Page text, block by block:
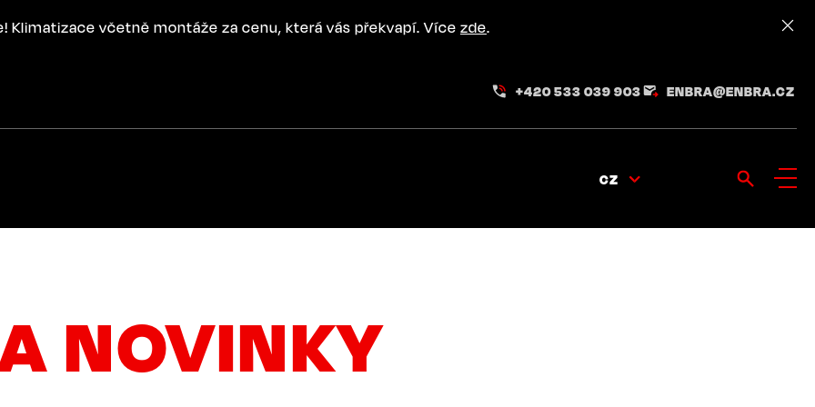
Klimatizace včetně montáže za cenu, která vás překvapí. Více zde.
+420 533 039 903 ENBRA@ENBRA.CZ
CZ
NOVINKY